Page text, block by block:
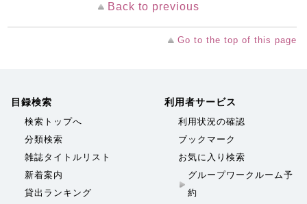
Back to previous
Go to the top of this page
目録検索
検索トップへ
分類検索
雑誌タイトルリスト
新着案内
貸出ランキング
利用者サービス
利用状況の確認
ブックマーク
お気に入り検索
グループワークルーム予
約